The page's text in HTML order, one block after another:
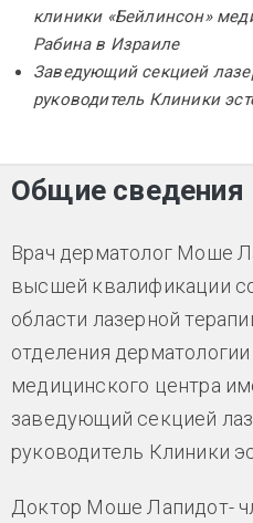
клиники «Бейлинсон»
Рабина в Израиле
Заведующий секцией
руководитель Клиники
Общие сведения
Врач дерматолог Моше
высшей квалификации
области лазерной
отделения
медицинского центра
заведующий секцией
руководитель Клиники
Доктор Моше Лапидот-